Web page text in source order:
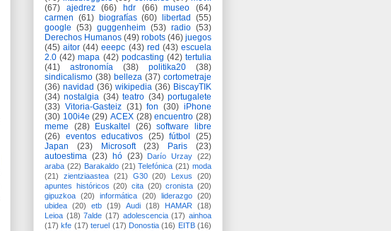
(67)
ajedrez (66) hdr (66) museo
(64)
carmen (61) biografías (60) libertad
(55)
google (53) guggenheim (53) radio (53)
Derechos Humanos (49) robots (46) juegos
(45) aitor (44) eeepc (43) red (43) escuela
2.0 (42) mapa (42) podcasting (42) tertulia
(41)
astronomía (38) politika20
(38)
sindicalismo (38) belleza (37) cortometraje
(36) navidad (36) wikipedia (36) BiscayTIK
(34) nostalgia (34) teatro (34) portugalete
(33) Vitoria-Gasteiz (31) fon (30) iPhone
(30) 100i4e (29) ACEX (28) encuentro (28)
meme
(28) Euskaltel (26) software libre
(26) eventos educativos (25) fútbol
(25)
Japan
(23) Microsoft (23) Paris
(23)
autoestima (23) hó (23) Darío Urzay (22)
araba (22) Barakaldo (21) Telefónica (21) moda
(21)
zientziaastea (21) G30 (20) Lexus
(20)
apuntes históricos (20) cita (20) cronista (20)
gipuzkoa (20) informática (20) liderazgo (20)
ubidea (20) etb (19) Audi (18) HAMAR
(18)
Leioa (18) 7alde (17) adolescencia (17) ainhoa
(17) kfe (17) teruel (17) Donostia (16) EITB (16)